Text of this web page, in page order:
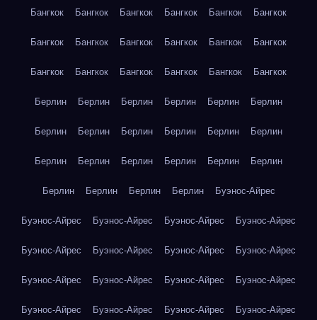
Бангкок Бангкок Бангкок Бангкок Бангкок Бангкок
Бангкок Бангкок Бангкок Бангкок Бангкок Бангкок
Бангкок Бангкок Бангкок Бангкок Бангкок Бангкок
Берлин Берлин Берлин Берлин Берлин Берлин
Берлин Берлин Берлин Берлин Берлин Берлин
Берлин Берлин Берлин Берлин Берлин Берлин
Берлин Берлин Берлин Берлин Буэнос-Айрес
Буэнос-Айрес Буэнос-Айрес Буэнос-Айрес Буэнос-Айрес
Буэнос-Айрес Буэнос-Айрес Буэнос-Айрес Буэнос-Айрес
Буэнос-Айрес Буэнос-Айрес Буэнос-Айрес Буэнос-Айрес
Буэнос-Айрес Буэнос-Айрес Буэнос-Айрес Буэнос-Айрес